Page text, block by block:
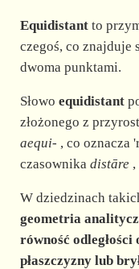
Equidistantto
czegoś, co znajduje
dwoma punktami.
Słowo equidistant
złożonego z
aequi- , co oznacza
czasownika distāre
W dziedzinach
geometria
równość odległości
płaszczyzny lub